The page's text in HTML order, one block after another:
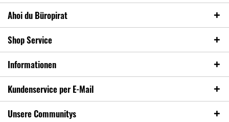
Ahoi du Büropirat
Shop Service
Informationen
Kundenservice per E-Mail
Unsere Communitys